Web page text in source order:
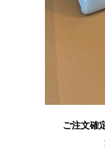
ご注文確